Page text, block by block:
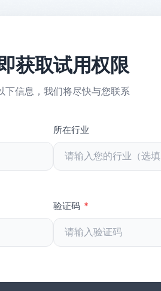
获取试用权限
下信息，我们将尽快与您联系
所在行业
验证码 *